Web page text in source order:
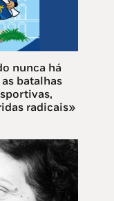
nunca há
batalhas
radicais»